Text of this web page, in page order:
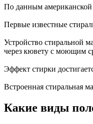
По данным
Первые известные
Устройство стиральной
через кювету с моющим
Эффект стирки
Встроенная стиральная
Какие виды